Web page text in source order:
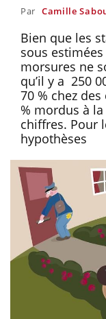
Par Camille
Bien que les
sous
morsures ne
qu’il y a 250
70 % chez
% mordus à
chiffres. Pour
hypothèses